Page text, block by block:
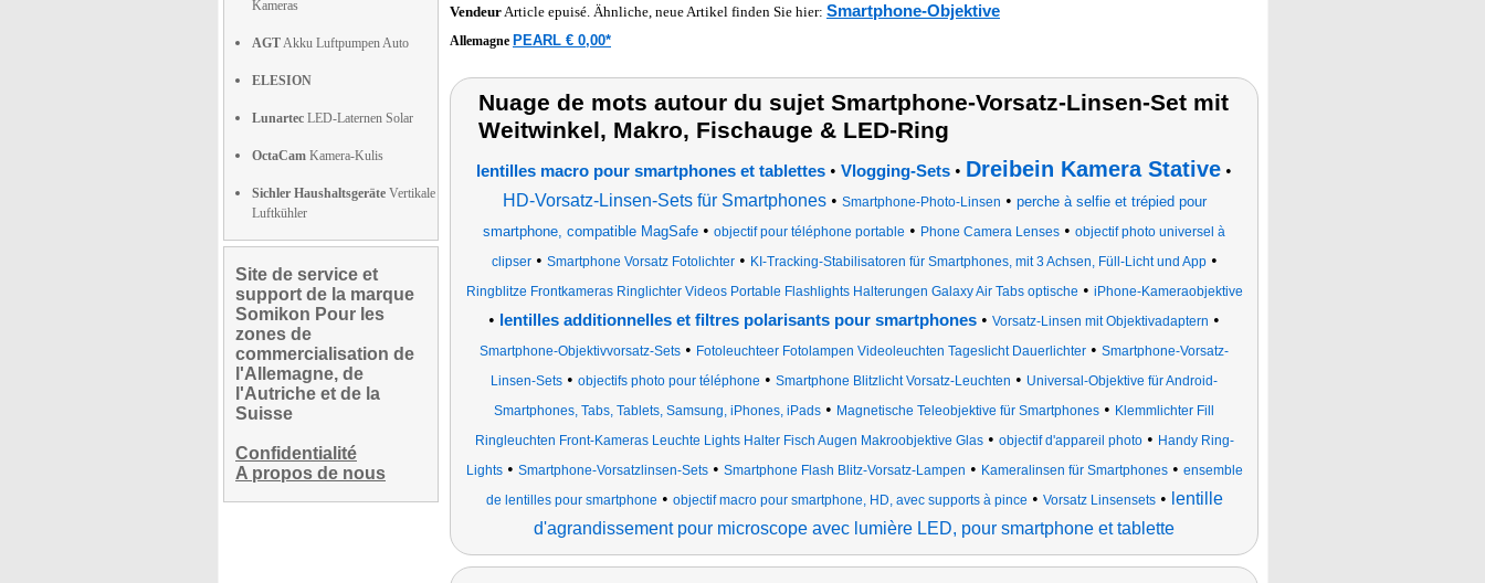
Kameras
AGTAkku Luftpumpen Auto
ELESION
Lunartec LED-Laternen Solar
OctaCam Kamera-Kulis
Sichler Haushaltsgeräte Vertikale
Luftkühler
Site de service et
support de la marque
Somikon Pour les
zones de
commercialisation de
l'Allemagne, de
l'Autriche et de la
Suisse
Confidentialité
A propos de nous
VendeurArticle epuisé. Ähnliche, neue Artikel finden Sie hier: Smartphone-Objektive
Allemagne PEARL € 0,00*
Nuage de mots autour du sujet Smartphone-Vorsatz-Linsen-Set mit
Weitwinkel, Makro, Fischauge & LED-Ring
lentilles macro pour smartphones et tablettes • Vlogging-Sets • Dreibein Kamera Stative •
HD-Vorsatz-Linsen-Sets für Smartphones• Smartphone-Photo-Linsen • perche à selfie et trépied pour
smartphone, compatible MagSafe • objectif pour téléphone portable • Phone Camera Lenses • objectif photo universel à
clipser• Smartphone Vorsatz Fotolichter• KI-Tracking-Stabilisatoren für Smartphones, mit 3 Achsen, Füll-Licht und App•
Ringblitze Frontkameras Ringlichter Videos Portable Flashlights Halterungen Galaxy Air Tabs optische • iPhone-Kameraobjektive
• lentilles additionnelles et filtres polarisants pour smartphones • Vorsatz-Linsen mit Objektivadaptern •
Smartphone-Objektivvorsatz-Sets • Fotoleuchteer Fotolampen Videoleuchten Tageslicht Dauerlichter • Smartphone-Vorsatz-
Linsen-Sets • objectifs photo pour téléphone • Smartphone Blitzlicht Vorsatz-Leuchten • Universal-Objektive für Android-
Smartphones, Tabs, Tablets, Samsung, iPhones, iPads • Magnetische Teleobjektive für Smartphones • Klemmlichter Fill
Ringleuchten Front-Kameras Leuchte Lights Halter Fisch Augen Makroobjektive Glas• objectif d'appareil photo• Handy Ring-
Lights• Smartphone-Vorsatzlinsen-Sets• Smartphone Flash Blitz-Vorsatz-Lampen • Kameralinsen für Smartphones• ensemble
de lentilles pour smartphone • objectif macro pour smartphone, HD, avec supports à pince • Vorsatz Linsensets• lentille
d'agrandissement pour microscope avec lumière LED, pour smartphone et tablette